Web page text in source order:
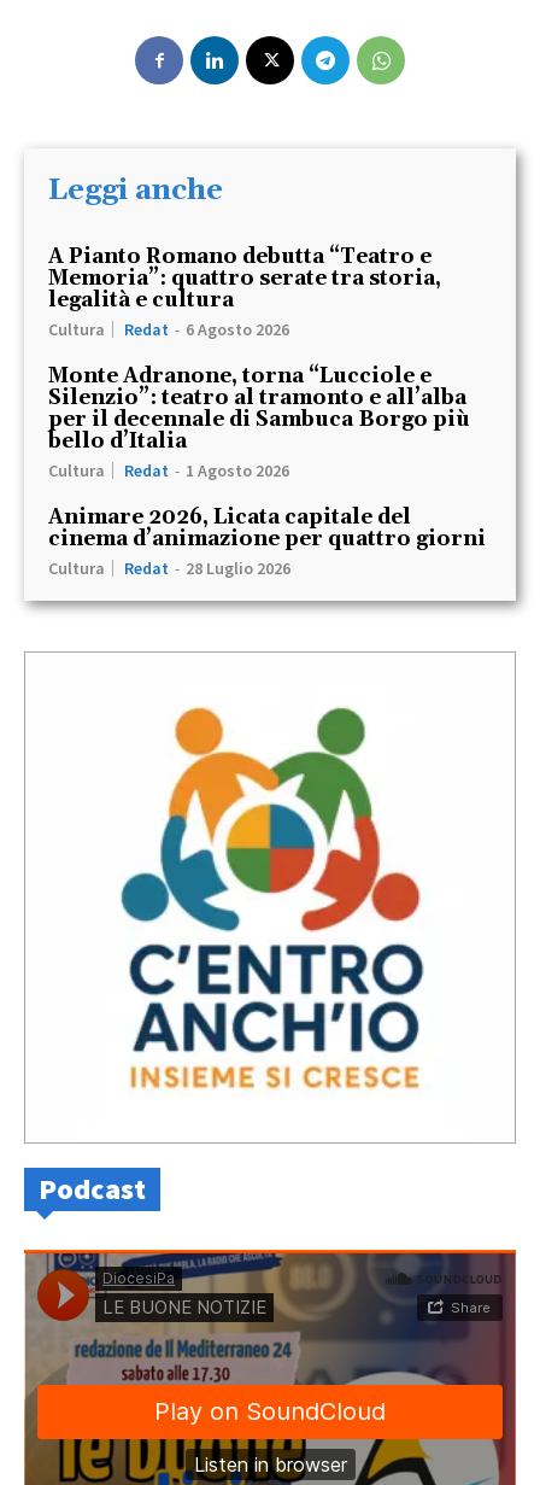
Leggi anche
A Pianto Romano debutta “Teatro e
Memoria”: quattro serate tra storia,
legalità e cultura
Cultura Redat - 6 Agosto 2026
Monte Adranone, torna “Lucciole e
Silenzio”: teatro al tramonto e all’alba
per il decennale di Sambuca Borgo più
bello d’Italia
Cultura Redat - 1 Agosto 2026
Animare 2026, Licata capitale del
cinema d’animazione per quattro giorni
Cultura Redat - 28 Luglio 2026
Podcast